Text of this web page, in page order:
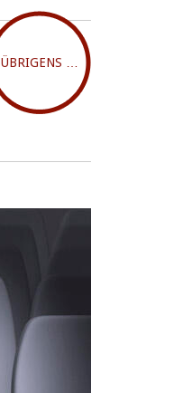
ÜBRIGENS …